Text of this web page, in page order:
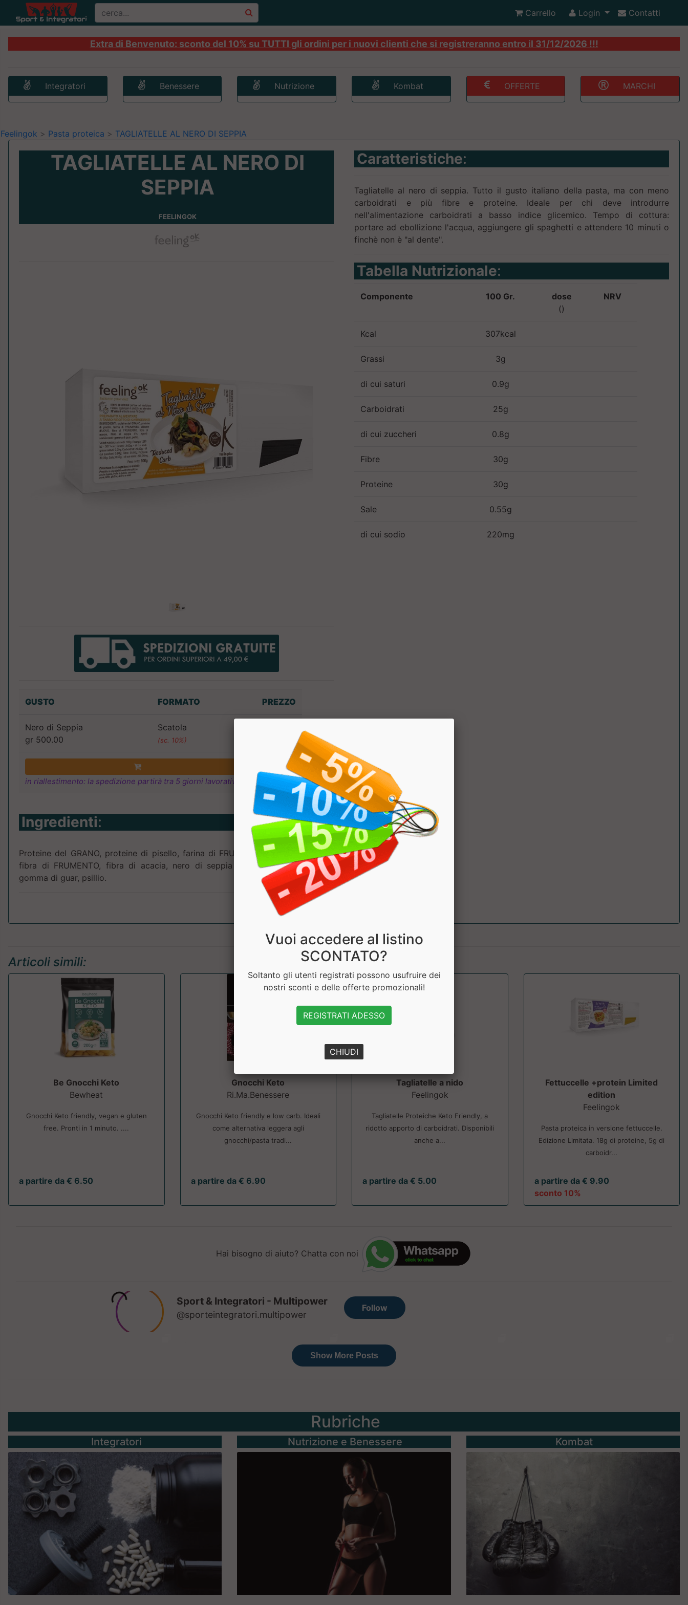
Carrello Login Contatti
Extra di Benvenuto: sconto del 10% su TUTTI gli ordini per i nuovi clienti che si registreranno entro il 31/12/2026 !!!
Integratori Benessere Nutrizione Kombat OFFERTE MARCHI
Feelingok > Pasta proteica > TAGLIATELLE AL NERO DI SEPPIA
TAGLIATELLE AL NERO DI
SEPPIA
FEELINGOK
GUSTO FORMATO PREZZO
Nero di Seppia
gr 500.00
Scatola
(sc. 10%)
in riallestimento: la spedizione partirà tra 5 giorni lavorativi
Ingredienti:
Proteine del GRANO, proteine di pisello, farina di FRUMENTO, albume d'UOVO,
fibra di FRUMENTO, fibra di acacia, nero di seppia 4%, agenti stabilizzanti:
gomma di guar, psillio.
Caratteristiche:
Tagliatelle al nero di seppia. Tutto il gusto italiano della pasta, ma con meno
carboidrati e più fibre e proteine. Ideale per chi deve introdurre
nell'alimentazione carboidrati a basso indice glicemico. Tempo di cottura:
portare ad ebollizione l'acqua, aggiungere gli spaghetti e attendere 10 minuti o
finchè non è "al dente".
Tabella Nutrizionale:
Componente 100 Gr.
dose
()
NRV
Kcal 307kcal
Grassi 3g
di cui saturi 0.9g
Carboidrati 25g
di cui zuccheri 0.8g
Fibre 30g
Proteine 30g
Sale 0.55g
di cui sodio 220mg
Articoli simili:
Be Gnocchi Keto
Bewheat
Gnocchi Keto friendly, vegan e gluten
free. Pronti in 1 minuto. ....
a partire da € 6.50
Gnocchi Keto
Ri.Ma.Benessere
Gnocchi Keto friendly e low carb. Ideali
come alternativa leggera agli
gnocchi/pasta tradi...
a partire da € 6.90
Tagliatelle a nido
Feelingok
Tagliatelle Proteiche Keto Friendly, a
ridotto apporto di carboidrati. Disponibili
anche a...
a partire da € 5.00
Fettuccelle +protein Limited
edition
Feelingok
Pasta proteica in versione fettuccelle.
Edizione Limitata. 18g di proteine, 5g di
carboidr...
a partire da € 9.90
sconto 10%
Hai bisogno di aiuto? Chatta con noi
Rubriche
Integratori Nutrizione e Benessere Kombat
Vuoi accedere al listino
SCONTATO?
Soltanto gli utenti registrati possono usufruire dei
nostri sconti e delle offerte promozionali!
REGISTRATI ADESSO
CHIUDI